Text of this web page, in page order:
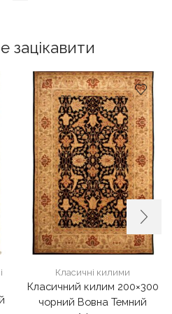
зацікавити
Класичні килими
Класичний килим 200×300
чорний Вовна Темний